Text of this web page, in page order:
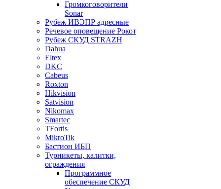
Громкоговорители
Sonar
Рубеж ИВЭПР адресные
Речевое оповещение Рокот
Рубеж СКУД STRAZH
Dahua
Eltex
DKC
Cabeus
Roxton
Hikvision
Satvision
Nikomax
Smartec
TFortis
MikroTik
Бастион ИБП
Турникеты, калитки,
ограждения
Программное
обеспечение СКУД